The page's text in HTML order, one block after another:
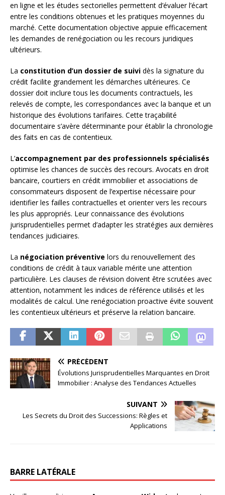
en ligne et les études sectorielles permettent d’évaluer l’écart
entre les conditions obtenues et les pratiques moyennes du
marché. Cette documentation objective appuie efficacement
les demandes de renégociation ou les recours juridiques
ultérieurs.
La constitution d’un dossier de suivi dès la signature du
crédit facilite grandement les démarches ultérieures. Ce
dossier doit inclure tous les documents contractuels, les
relevés de compte, les correspondances avec la banque et un
historique des évolutions tarifaires. Cette traçabilité
documentaire s’avère déterminante pour établir la chronologie
des faits en cas de contentieux.
L’accompagnement par des professionnels spécialisés
optimise les chances de succès des recours. Avocats en droit
bancaire, courtiers en crédit immobilier et associations de
consommateurs disposent de l’expertise nécessaire pour
identifier les failles contractuelles et orienter vers les recours
les plus appropriés. Leur connaissance des évolutions
jurisprudentielles permet d’adapter les stratégies aux dernières
tendances judiciaires.
La négociation préventive lors du renouvellement des
conditions de crédit à taux variable mérite une attention
particulière. Les clauses de révision doivent être scrutées avec
attention, notamment les indices de référence utilisés et les
modalités de calcul. Une renégociation proactive évite souvent
les contentieux ultérieurs et préserve la relation bancaire.
PRÉCÉDENT
Évolutions Jurisprudentielles Marquantes en Droit
Immobilier : Analyse des Tendances Actuelles
SUIVANT
Les Secrets du Droit des Successions: Règles et
Applications
BARRE LATÉRALE